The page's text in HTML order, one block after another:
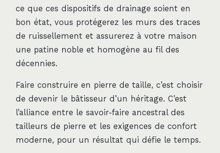
ce que ces dispositifs de drainage soient en
bon état, vous protégerez les murs des traces
de ruissellement et assurerez à votre maison
une patine noble et homogène au fil des
décennies.
Faire construire en pierre de taille, c’est choisir
de devenir le bâtisseur d’un héritage. C’est
l’alliance entre le savoir-faire ancestral des
tailleurs de pierre et les exigences de confort
moderne, pour un résultat qui défie le temps.